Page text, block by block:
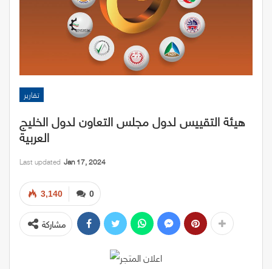
تقارير
هيئة التقييس لدول مجلس التعاون لدول الخليج
العربية
Last updated Jan 17, 2024
0
3,140
مشاركة